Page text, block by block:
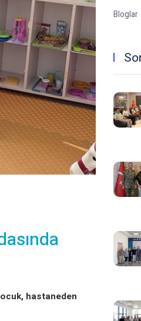
hastaneden
Bloglar